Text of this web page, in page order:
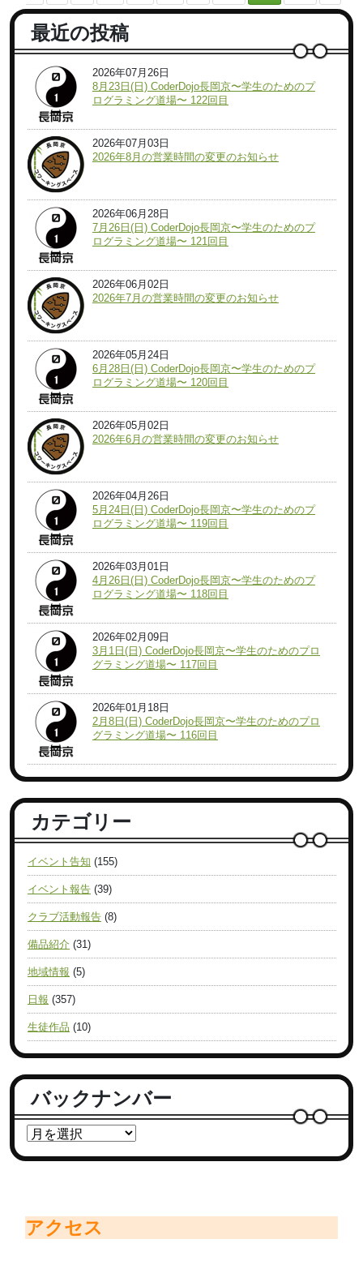
最近の投稿
2026年07月26日
8月23日(日) CoderDojo長岡京〜学生のためのプ
ログラミング道場〜 122回目
2026年07月03日
2026年8月の営業時間の変更のお知らせ
2026年06月28日
7月26日(日) CoderDojo長岡京〜学生のためのプ
ログラミング道場〜 121回目
2026年06月02日
2026年7月の営業時間の変更のお知らせ
2026年05月24日
6月28日(日) CoderDojo長岡京〜学生のためのプ
ログラミング道場〜 120回目
2026年05月02日
2026年6月の営業時間の変更のお知らせ
2026年04月26日
5月24日(日) CoderDojo長岡京〜学生のためのプ
ログラミング道場〜 119回目
2026年03月01日
4月26日(日) CoderDojo長岡京〜学生のためのプ
ログラミング道場〜 118回目
2026年02月09日
3月1日(日) CoderDojo長岡京〜学生のためのプロ
グラミング道場〜 117回目
2026年01月18日
2月8日(日) CoderDojo長岡京〜学生のためのプロ
グラミング道場〜 116回目
カテゴリー
イベント告知 (155)
イベント報告 (39)
クラブ活動報告 (8)
備品紹介 (31)
地域情報 (5)
日報 (357)
生徒作品 (10)
バックナンバー
アクセス